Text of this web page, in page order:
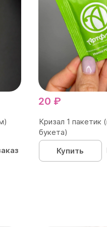
20 ₽
Кризал 1 пакетик
букета)
Купить